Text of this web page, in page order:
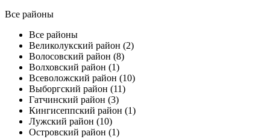
Все районы
Все районы
Великолукский район (2)
Волосовский район (8)
Волховский район (1)
Всеволожский район (10)
Выборгский район (11)
Гатчинский район (3)
Кингисеппский район (1)
Лужский район (10)
Островский район (1)